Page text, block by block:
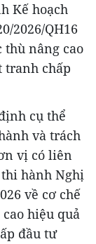
Kế hoạch
2026/QH16
thù nâng cao
tranh chấp
cụ thể
và trách
vị có liên
hành Nghị
về cơ chế
hiệu quả
đầu tư